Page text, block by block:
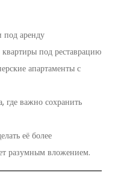
под аренду
под реставрацию
апартаменты с
где важно сохранить
её более
разумным вложением.